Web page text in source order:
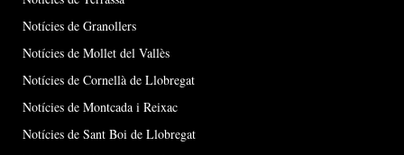
Notícies de Granollers
Notícies de Mollet del Vallès
Notícies de Cornellà de Llobregat
Notícies de Montcada i Reixac
Notícies de Sant Boi de Llobregat